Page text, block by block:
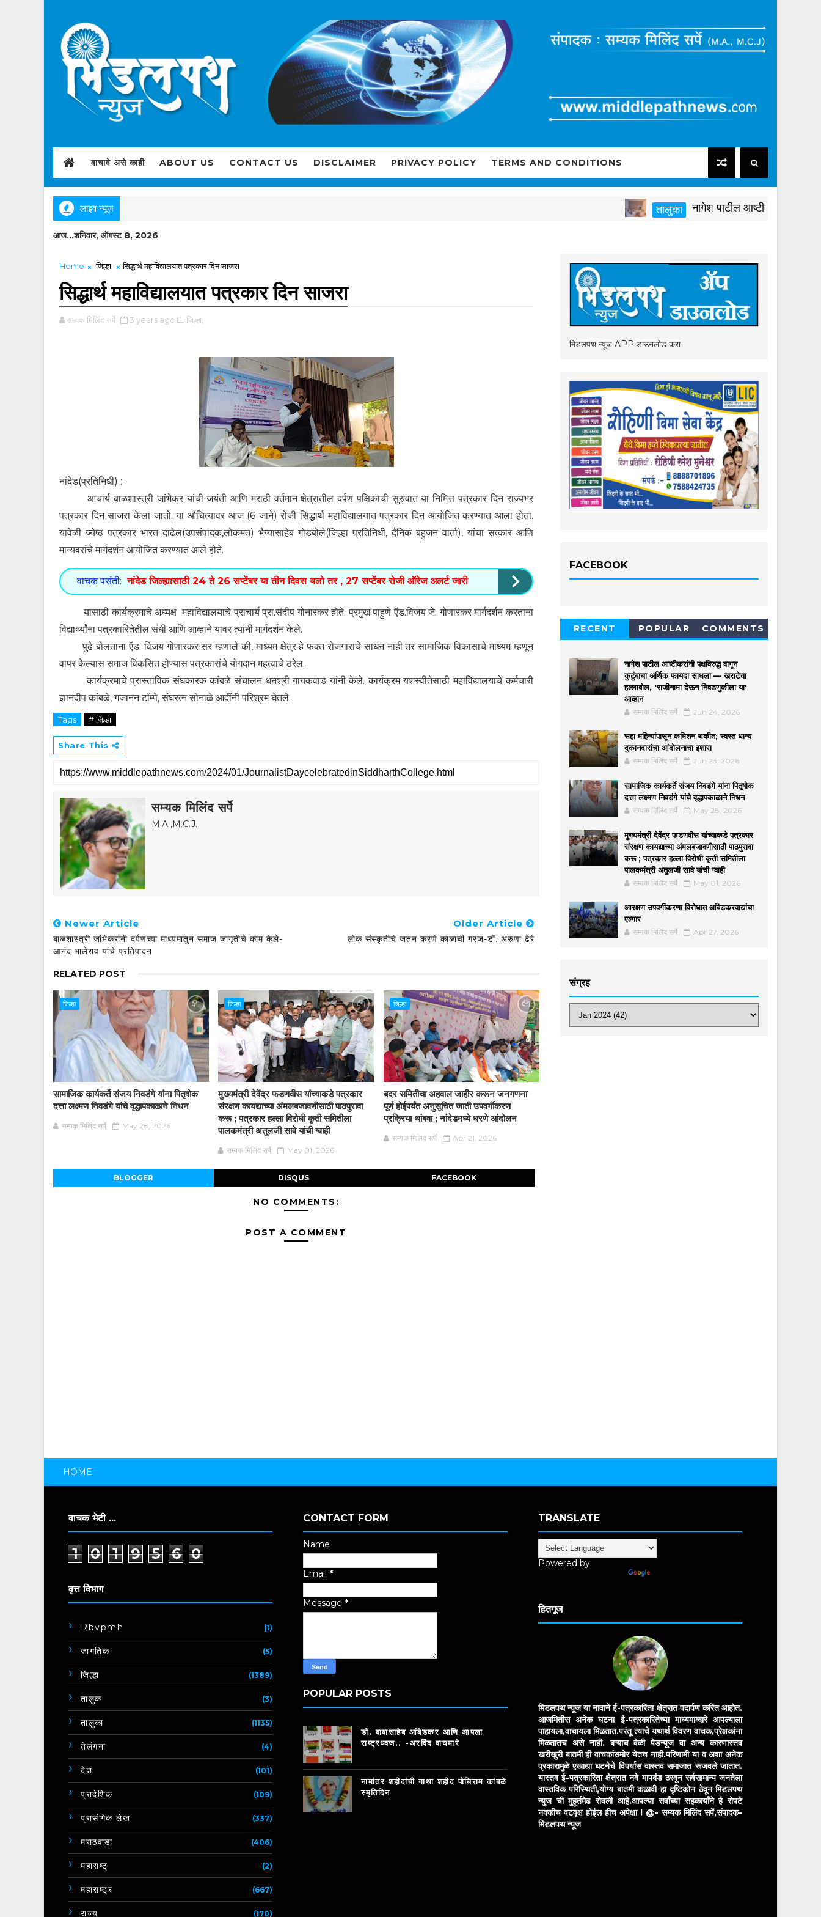
वाचावे असे काही ABOUT US CONTACT US DISCLAIMER PRIVACY POLICY TERMS AND CONDITIONS
लाइव न्यूज़ तालुका नागेश पाटील आष्टीकरांनी पक्षविरुद्ध
आज...शनिवार, ऑगस्ट 8, 2026
Home जिल्हा सिद्धार्थ महाविद्यालयात पत्रकार दिन साजरा
सिद्धार्थ महाविद्यालयात पत्रकार दिन साजरा
सम्यक मिलिंद सर्पे 3 years ago जिल्हा,
नांदेड(प्रतिनिधी) :-
आचार्य बाळशास्त्री जांभेकर यांची जयंती आणि मराठी वर्तमान क्षेत्रातील दर्पण पक्षिकाची सुरुवात या निमित्त पत्रकार दिन राज्यभर
पत्रकार दिन साजरा केला जातो. या औचित्यावर आज (6 जाने) रोजी सिद्धार्थ महाविद्यालयात पत्रकार दिन आयोजित करण्यात आला होता.
यावेळी ज्येष्ठ पत्रकार भारत दाढेल(उपसंपादक,लोकमत) भैय्यासाहेब गोडबोले(जिल्हा प्रतिनिधी, दैनिक बहुजन वार्ता), यांचा सत्कार आणि
मान्यवरांचे मार्गदर्शन आयोजित करण्यात आले होते.
वाचक पसंती: नांदेड जिल्ह्यासाठी 24 ते 26 सप्टेंबर या तीन दिवस यलो तर , 27 सप्टेंबर रोजी ऑरेज अलर्ट जारी
यासाठी कार्यक्रमाचे अध्यक्ष महाविद्यालयाचे प्राचार्य प्रा.संदीप गोनारकर होते. प्रमुख पाहुणे ऍड.विजय जे. गोणारकर मार्गदर्शन करताना
विद्यार्थ्यांना पत्रकारितेतील संधी आणि आव्हाने यावर त्यांनी मार्गदर्शन केले.
पुढे बोलताना ऍड. विजय गोणारकर सर म्हणाले की, माध्यम क्षेत्र हे फक्त रोजगाराचे साधन नाही तर सामाजिक विकासाचे माध्यम म्हणून
वापर केल्यास समाज विकसित होण्यास पत्रकारांचे योगदान महत्वाचे ठरेल.
कार्यक्रमाचे प्रास्ताविक संघकारक कांबळे संचालन धनश्री गायकवाड यांनी केले. कार्यक्रम यशस्वीतेसाठी महाविद्यालयाचे कर्मचारी
ज्ञानदीप कांबळे, गजानन टॉम्पे, संघरत्न सोनाळे आदींनी परिश्रम घेतले.
Tags # जिल्हा
Share This
सम्यक मिलिंद सर्पे
M.A ,M.C.J.
Newer Article
बाळशास्त्री जांभेकरांनी दर्पणच्या माध्यमातुन समाज जागृतीचे काम केले-
आनंद भालेराव यांचे प्रतिपादन
Older Article
लोक संस्कृतीचे जतन करणे काळाची गरज-डॉ. अरुणा ढेरे
RELATED POST
जिल्हा
सामाजिक कार्यकर्ते संजय निवडंगे यांना पितृषोक
दत्ता लक्ष्मण निवडंगे यांचे वृद्धापकाळाने निधन
सम्यक मिलिंद सर्पे May 28, 2026
जिल्हा
मुख्यमंत्री देवेंद्र फडणवीस यांच्याकडे पत्रकार
संरक्षण कायद्याच्या अंमलबजावणीसाठी पाठपुरावा
करू ; पत्रकार हल्ला विरोधी कृती समितीला
पालकमंत्री अतुलजी सावे यांची ग्वाही
सम्यक मिलिंद सर्पे May 01, 2026
जिल्हा
बदर समितीचा अहवाल जाहीर करून जनगणना
पूर्ण होईपर्यंत अनुसूचित जाती उपवर्गीकरण
प्रक्रिया थांबवा ; नांदेडमध्ये धरणे आंदोलन
सम्यक मिलिंद सर्पे Apr 21, 2026
BLOGGER DISQUS FACEBOOK
NO COMMENTS:
POST A COMMENT
मिडलपथ न्यूज APP डाउनलोड करा .
FACEBOOK
RECENT POPULAR COMMENTS
नागेश पाटील आष्टीकरांनी पक्षविरुद्ध वागून
कुटुंबाचा अर्थिक फायदा साधला — खराटेचा
हल्लाबोल, 'राजीनामा देऊन निवडणुकीला या'
आव्हान
सम्यक मिलिंद सर्पे Jun 24, 2026
सहा महिन्यांपासून कमिशन थकीत; स्वस्त धान्य
दुकानदारांचा आंदोलनाचा इशारा
सम्यक मिलिंद सर्पे Jun 23, 2026
सामाजिक कार्यकर्ते संजय निवडंगे यांना पितृषोक
दत्ता लक्ष्मण निवडंगे यांचे वृद्धापकाळाने निधन
सम्यक मिलिंद सर्पे May 28, 2026
मुख्यमंत्री देवेंद्र फडणवीस यांच्याकडे पत्रकार
संरक्षण कायद्याच्या अंमलबजावणीसाठी पाठपुरावा
करू ; पत्रकार हल्ला विरोधी कृती समितीला
पालकमंत्री अतुलजी सावे यांची ग्वाही
सम्यक मिलिंद सर्पे May 01, 2026
आरक्षण उपवर्गीकरणा विरोधात आंबेडकरवाद्यांचा
एल्गार
सम्यक मिलिंद सर्पे Apr 27, 2026
संग्रह
HOME
वाचक भेटी ...
1 0 1 9 5 6 0
वृत्त विभाग
Rbvpmh (1)
जागतिक (5)
जिल्हा (1389)
तालुक (3)
तालुका (1135)
तेलंगना (4)
देश (101)
प्रादेशिक (109)
प्रासंगिक लेख (337)
मराठवाडा (406)
महाराष्ट् (2)
महाराष्ट्र (667)
राज्य (170)
CONTACT FORM
Name
Email *
Message *
POPULAR POSTS
डॉ. बाबासाहेब आंबेडकर आणि आपला
राष्ट्रध्वज.. -अरविंद वाघमारे
नामांतर शहीदांची गाथा शहीद पोचिराम कांबळे
स्मृतिदिन
TRANSLATE
Powered by
हितगूज
मिडलपथ न्यूज या नावाने ई-पत्रकारिता क्षेत्रात पदार्पण करित आहोत.
आजमितीस अनेक घटना ई-पत्रकारितेच्या माध्यमाव्दारे आपल्याला
पाहायला,वाचायला मिळतात.परंतू त्याचे यथार्थ विवरण वाचक,प्रेक्षकांना
मिळतातच असे नाही. बऱ्याच वेळी पेडन्यूज वा अन्य कारणास्तव
खरीखुरी बातमी ही वाचकांसमोर येतच नाही.परिणामी या व अशा अनेक
प्रकारामुळे एखाद्या घटनेचे विपर्यास वास्तव समाजात रूजवले जातात.
यास्तव ई-पत्रकारिता क्षेत्रात नवे मापदंड ठरवून सर्वसामान्य जनतेला
वास्तविक परिस्थिती,योग्य बातमी कळावी हा दृष्टिकोन ठेवून मिडलपथ
न्युज ची मुहूर्तमेढ रोवली आहे.आपल्या सर्वांच्या सहकार्यांने हे रोपटे
नक्कीच वटवृक्ष होईल हीच अपेक्षा ! @- सम्यक मिलिंद सर्पे,संपादक-
मिडलपथ न्यूज